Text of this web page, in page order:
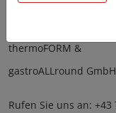
thermoFORM &
gastroALLround GmbH
Rufen Sie uns an: +43